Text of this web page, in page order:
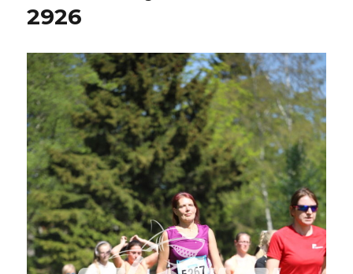
2926